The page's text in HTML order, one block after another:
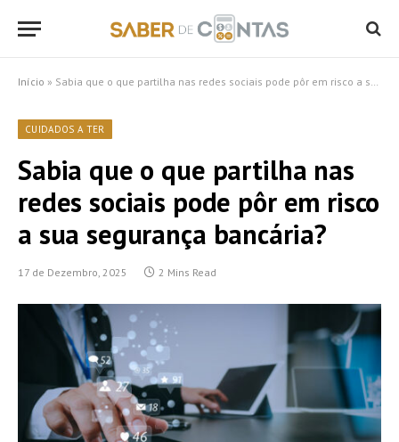
Início » Sabia que o que partilha nas redes sociais pode pôr em risco a sua segurança bancária?
CUIDADOS A TER
Sabia que o que partilha nas
redes sociais pode pôr em risco
a sua segurança bancária?
17 de Dezembro, 2025 2 Mins Read